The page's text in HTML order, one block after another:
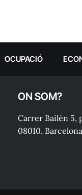
OCUPACIÓ
ON SOM?
Carrer Bailén 5,
08010, Barcelona